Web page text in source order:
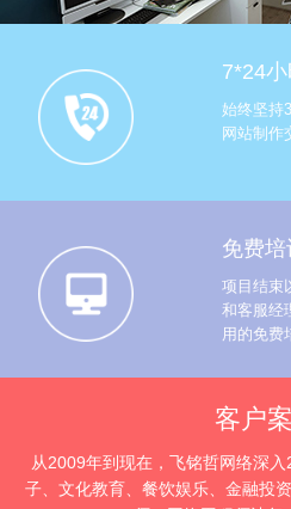
7*24
始终坚持
网站制作
免费培
项目结束
和客服经
用的免费
客户
从2009年到现在，飞铭哲网络深
子、文化教育、餐饮娱乐、金融